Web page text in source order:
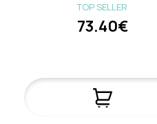
TOP SELLER
73.40€